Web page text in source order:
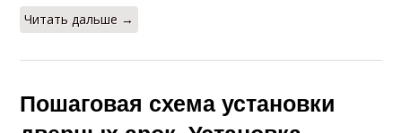
Читать дальше →
Пошаговая схема установки